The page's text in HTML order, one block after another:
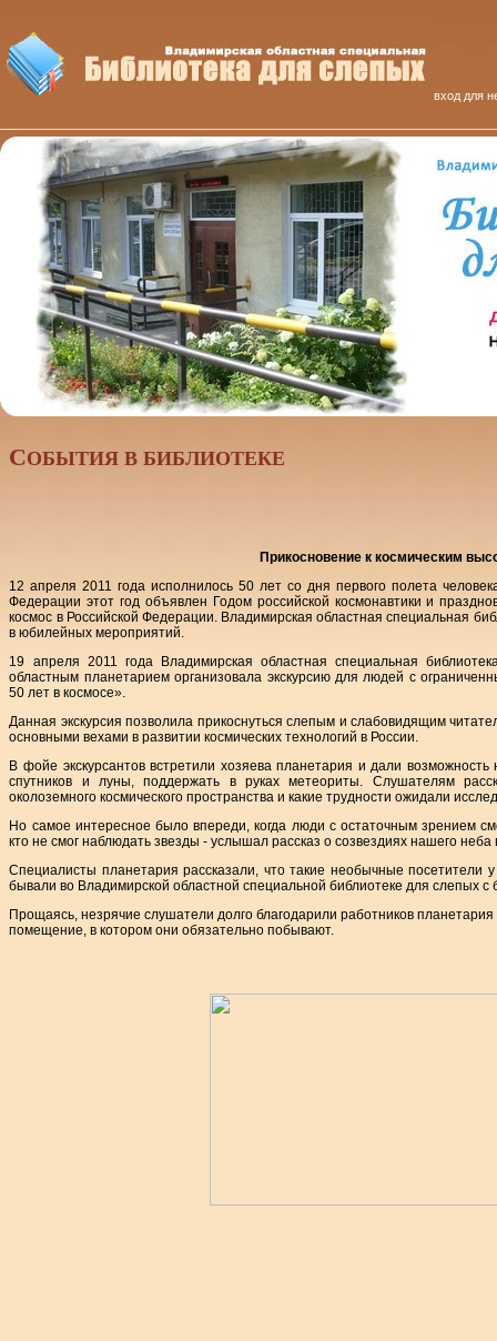
вход для
CОБЫТИЯ В БИБЛИОТЕКЕ
Прикосновение к космическим
12 апреля 2011 года исполнилось 50 лет со дня первого полета
Федерации этот год объявлен Годом российской космонавтики и
космос в Российской Федерации. Владимирская областная специальная
в юбилейных мероприятий.
19 апреля 2011 года Владимирская областная специальная
областным планетарием организовала экскурсию для людей с
50 лет в космосе».
Данная экскурсия позволила прикоснуться слепым и слабовидящим
основными вехами в развитии космических технологий в России.
В фойе экскурсантов встретили хозяева планетария и дали
спутников и луны, поддержать в руках метеориты. Слушателям
околоземного космического пространства и какие трудности ожидали
Но самое интересное было впереди, когда люди с остаточным зрением
кто не смог наблюдать звезды - услышал рассказ о созвездиях нашего неба
Специалисты планетария рассказали, что такие необычные посетители
бывали во Владимирской областной специальной библиотеке для слепых
Прощаясь, незрячие слушатели долго благодарили работников
помещение, в котором они обязательно побывают.